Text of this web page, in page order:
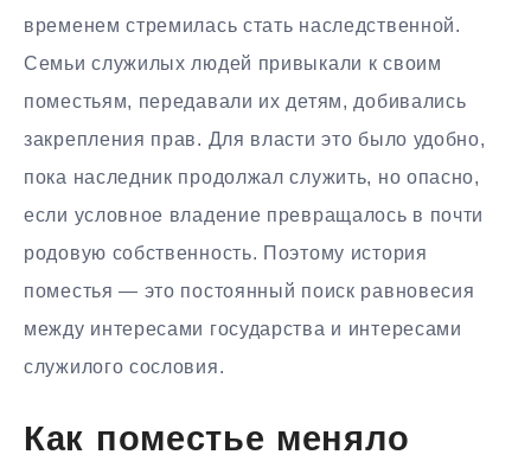
временем стремилась стать наследственной.
Семьи служилых людей привыкали к своим
поместьям, передавали их детям, добивались
закрепления прав. Для власти это было удобно,
пока наследник продолжал служить, но опасно,
если условное владение превращалось в почти
родовую собственность. Поэтому история
поместья — это постоянный поиск равновесия
между интересами государства и интересами
служилого сословия.
Как поместье меняло